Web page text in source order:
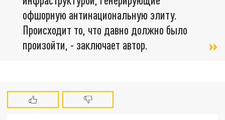
офшорную антинациональную элиту.
Происходит то, что давно должно было
произойти, - заключает автор.